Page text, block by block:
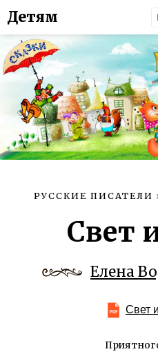
Детям
РУССКИЕ ПИСАТЕЛИ
Свет
Елена
Свет